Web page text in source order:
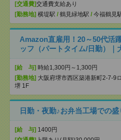
[交通費]交通費支給あり
[勤務地] 横堤駅 / 鶴見緑地駅 / 今福鶴見
Amazon直雇用！20～50代活
ッフ（パートタイム/日勤）｜
[給 与] 時給1,300円～1,300円
[勤務地] 大阪府堺市西区築港新町2-7-9
堺 1F
日勤・夜勤♪お弁当工場での
[給 与] 1400円